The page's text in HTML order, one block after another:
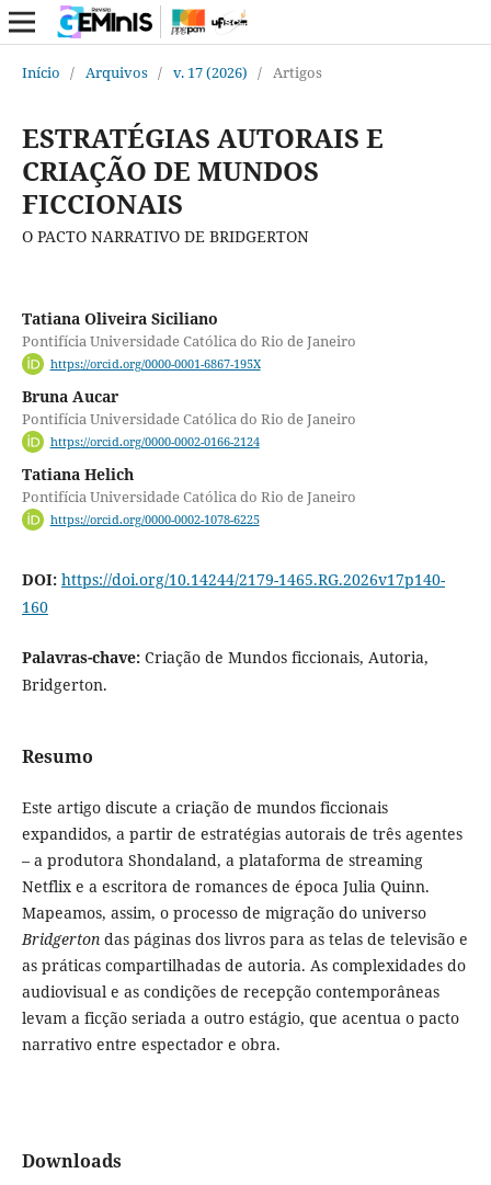
Início / Arquivos / v. 17 (2026) / Artigos
ESTRATÉGIAS AUTORAIS E
CRIAÇÃO DE MUNDOS
FICCIONAIS
O PACTO NARRATIVO DE BRIDGERTON
Tatiana Oliveira Siciliano
Pontifícia Universidade Católica do Rio de Janeiro
https://orcid.org/0000-0001-6867-195X
Bruna Aucar
Pontifícia Universidade Católica do Rio de Janeiro
https://orcid.org/0000-0002-0166-2124
Tatiana Helich
Pontifícia Universidade Católica do Rio de Janeiro
https://orcid.org/0000-0002-1078-6225
DOI: https://doi.org/10.14244/2179-1465.RG.2026v17p140-
160
Palavras-chave: Criação de Mundos ficcionais, Autoria,
Bridgerton.
Resumo
Este artigo discute a criação de mundos ficcionais
expandidos, a partir de estratégias autorais de três agentes
– a produtora Shondaland, a plataforma de streaming
Netflix e a escritora de romances de época Julia Quinn.
Mapeamos, assim, o processo de migração do universo
Bridgertondas páginas dos livros para as telas de televisão e
as práticas compartilhadas de autoria. As complexidades do
audiovisual e as condições de recepção contemporâneas
levam a ficção seriada a outro estágio, que acentua o pacto
narrativo entre espectador e obra.
Downloads